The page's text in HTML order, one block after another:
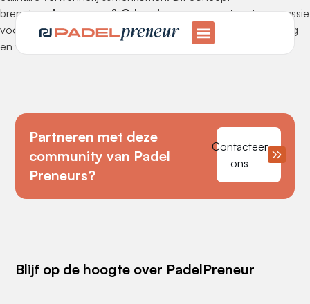
brengtondernemers & C-level managementmet een passie
voor padel samen voor een avond vol dynamiek, ontspanning
en waardevolle connecties.
Partneren met deze
community van Padel
Preneurs?
Contacteer
ons
Blijf op de hoogte over PadelPreneur